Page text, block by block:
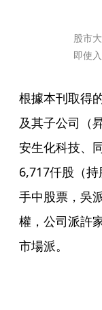
股市
即使
根據本刊取得
及其子公司（
安生化科技、
6,717仟股（
手中股票，吳
權，公司派許
市場派。